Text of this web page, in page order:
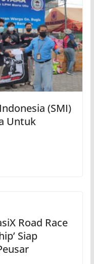
(SMI)
Untuk
Road Race
Siap